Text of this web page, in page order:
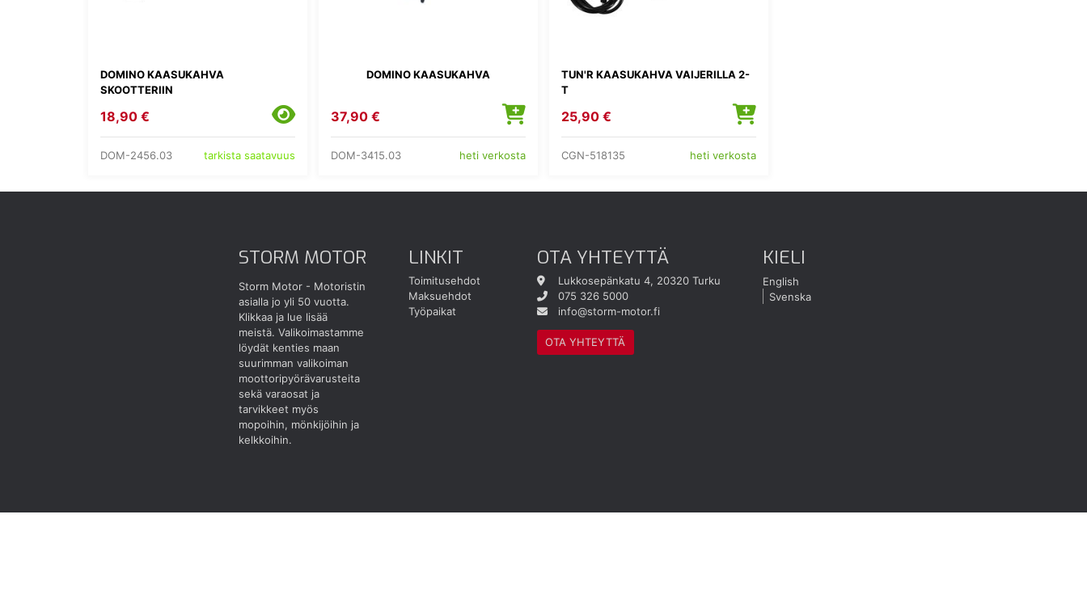
DOMINO KAASUKAHVA
SKOOTTERIIN
18,90 €
DOM-2456.03 tarkista saatavuus
DOMINO KAASUKAHVA
37,90 €
DOM-3415.03 heti verkosta
TUN'R KAASUKAHVA VAIJERILLA 2-
T
25,90 €
CGN-518135 heti verkosta
STORM MOTOR
Storm Motor - Motoristin
asialla jo yli 50 vuotta.
Klikkaa ja lue lisää
meistä. Valikoimastamme
löydät kenties maan
suurimman valikoiman
moottoripyörävarusteita
sekä varaosat ja
tarvikkeet myös
mopoihin, mönkijöihin ja
kelkkoihin.
LINKIT
Toimitusehdot
Maksuehdot
Työpaikat
OTA YHTEYTTÄ
Lukkosepänkatu 4, 20320 Turku
075 326 5000
info@storm-motor.fi
OTA YHTEYTTÄ
KIELI
English
Svenska